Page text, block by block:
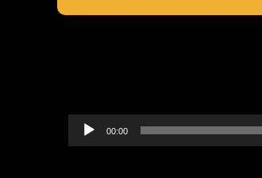
00:00